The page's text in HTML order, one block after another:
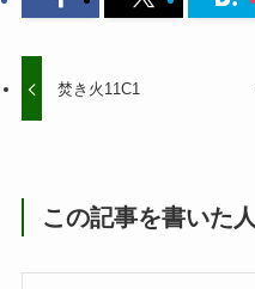
焚き火11C1
この記事を書いた人